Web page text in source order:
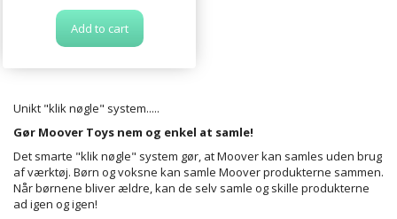
Add to cart
Unikt "klik nøgle" system.....
Gør Moover Toys nem og enkel at samle!
Det smarte "klik nøgle" system gør, at Moover kan samles uden brug
af værktøj. Børn og voksne kan samle Moover produkterne sammen.
Når børnene bliver ældre, kan de selv samle og skille produkterne
ad igen og igen!